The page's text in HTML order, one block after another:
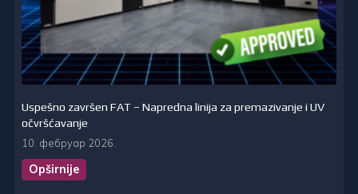
Uspešno završen FAT – Napredna linija za premazivanje i UV
očvršćavanje
10. фебруар 2026.
Opširnije